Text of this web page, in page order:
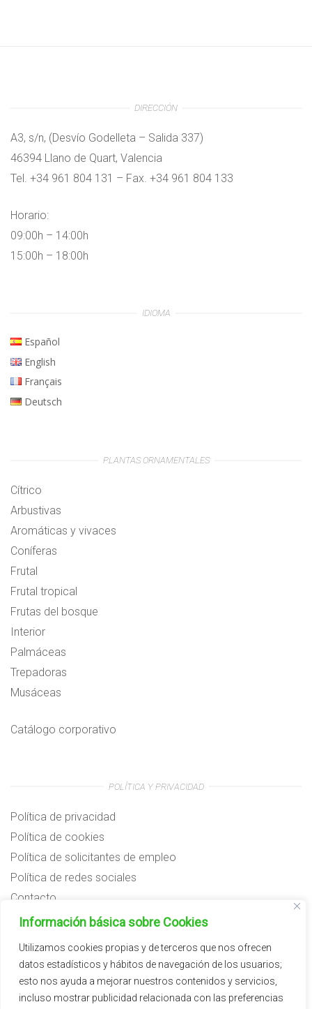
Información básica sobre Cookies
Utilizamos cookies propias y de terceros que nos ofrecen
datos estadísticos y hábitos de navegación de los usuarios;
esto nos ayuda a mejorar nuestros contenidos y servicios,
incluso mostrar publicidad relacionada con las preferencias
DIRECCIÓN
A3, s/n, (Desvío Godelleta – Salida 337)
46394 Llano de Quart, Valencia
Tel. +34 961 804 131 – Fax. +34 961 804 133
Horario:
09:00h – 14:00h
15:00h – 18:00h
IDIOMA
Español
English
Français
Deutsch
PLANTAS ORNAMENTALES
Cítrico
Arbustivas
Aromáticas y vivaces
Coníferas
Frutal
Frutal tropical
Frutas del bosque
Interior
Palmáceas
Trepadoras
Musáceas
Catálogo corporativo
POLÍTICA Y PRIVACIDAD
Política de privacidad
Política de cookies
Política de solicitantes de empleo
Política de redes sociales
Contacto
Preguntas frecuentes
Subvenciones